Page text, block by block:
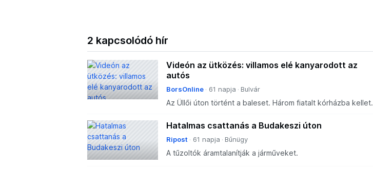
2 kapcsolódó hír
Videón az ütközés: villamos elé kanyarodott az
autós
BorsOnline 61 napja Bulvár
Az Üllői úton történt a baleset. Három fiatalt kórházba kellett
Hatalmas csattanás a Budakeszi úton
Ripost 61 napja Bűnügy
A tűzoltók áramtalanítják a járműveket.